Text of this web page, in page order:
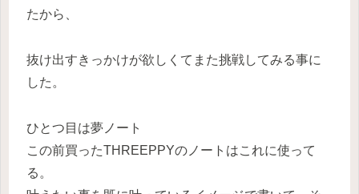
たから、
抜け出すきっかけが欲しくてまた挑戦してみる事に
した。
ひとつ目は夢ノート
この前買ったTHREEPPYのノートはこれに使って
る。